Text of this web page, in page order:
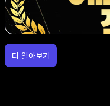
더 알아보기